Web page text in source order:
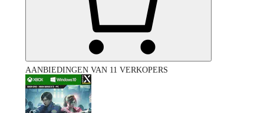
AANBIEDINGEN VAN 11 VERKOPERS